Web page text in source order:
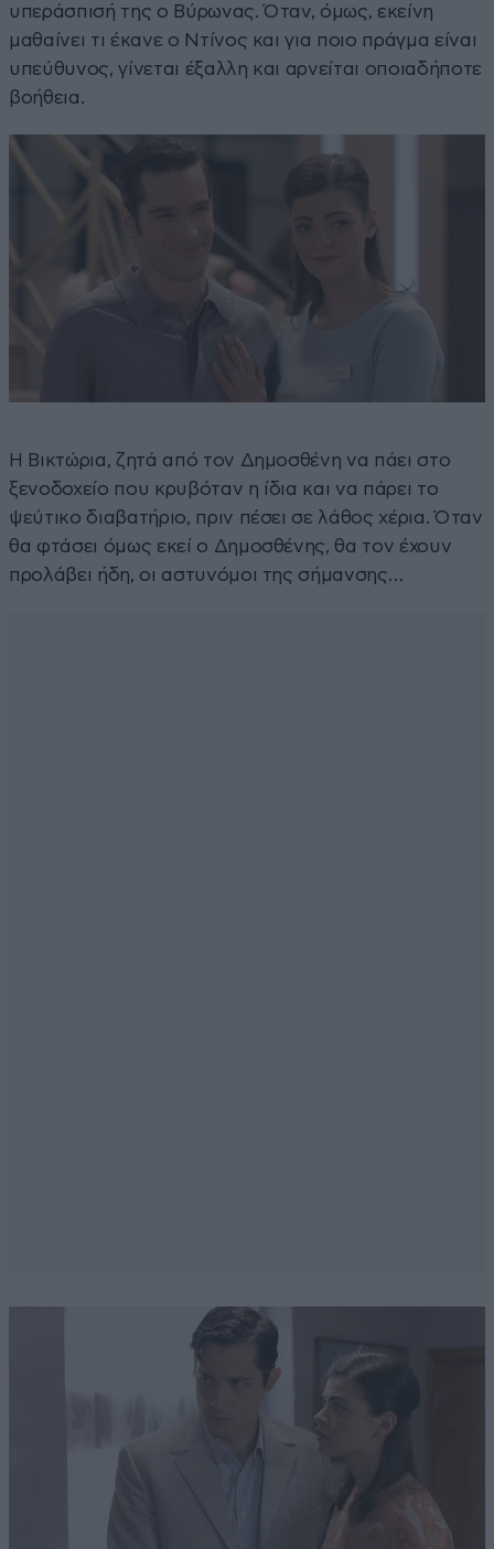
υπεράσπισή της ο Βύρωνας. Όταν, όμως, εκείνη
μαθαίνει τι έκανε ο Ντίνος και για ποιο πράγμα είναι
υπεύθυνος, γίνεται έξαλλη και αρνείται οποιαδήποτε
βοήθεια.
Η Βικτώρια, ζητά από τον Δημοσθένη να πάει στο
ξενοδοχείο που κρυβόταν η ίδια και να πάρει το
ψεύτικο διαβατήριο, πριν πέσει σε λάθος χέρια. Όταν
θα φτάσει όμως εκεί ο Δημοσθένης, θα τον έχουν
προλάβει ήδη, οι αστυνόμοι της σήμανσης…